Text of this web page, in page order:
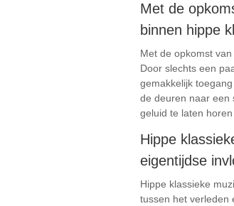
Met de
binnen hippe
Met de opkomst
Door slechts een
gemakkelijk
de deuren naar een
geluid te laten
Hippe
eigentijdse
Hippe klassieke
tussen het verleden